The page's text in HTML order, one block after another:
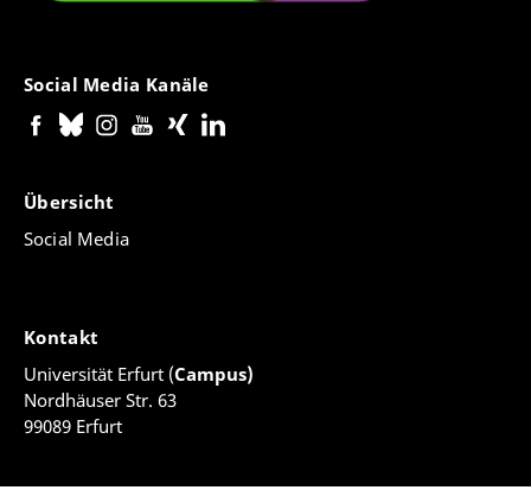
Social Media Kanäle
Übersicht
Social Media
Kontakt
Universität Erfurt (Campus)
Nordhäuser Str. 63
99089 Erfurt